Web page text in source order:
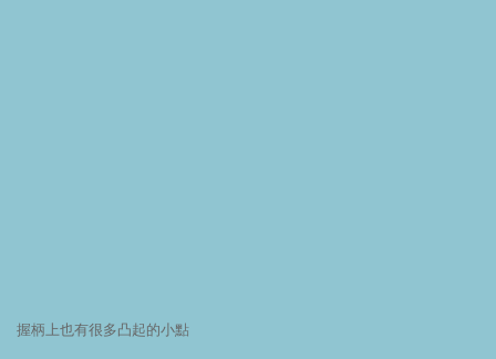
握柄上也有很多凸起的小點